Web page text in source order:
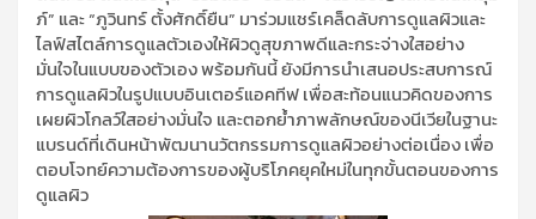
ภ์” และ “ภูวินทร์ ตั้งศักดิ์ยืน” มาร่วมแชร์เคล็ดลับการดูแลผิวและ
ไลฟ์สไตล์การดูแลตัวเองให้ผิวดูสุขภาพดีและกระจ่างใสอย่าง
มั่นใจในแบบของตัวเอง พร้อมกันนี้ ยังมีการนำเสนอประสบการณ์
การดูแลผิวในรูปแบบอินเตอร์แอคทีฟ เพื่อสะท้อนแนวคิดของการ
เผยผิวโกลว์ใสอย่างมั่นใจ และตอกย้ำภาพลักษณ์ของนีเวียในฐานะ
แบรนด์ที่เดินหน้าพัฒนานวัตกรรมการดูแลผิวอย่างต่อเนื่อง เพื่อ
ตอบโจทย์ความต้องการของผู้บริโภคยุคใหม่ในทุกขั้นตอนของการ
ดูแลผิว